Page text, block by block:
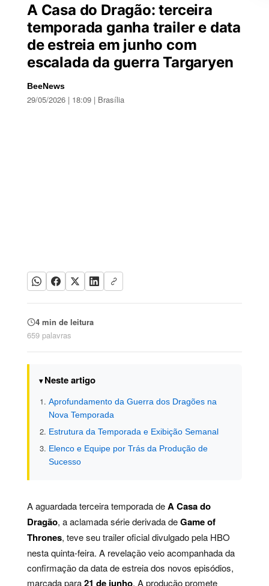
A Casa do Dragão: terceira
temporada ganha trailer e data
de estreia em junho com
escalada da guerra Targaryen
BeeNews
29/05/2026 | 18:09 | Brasília
4 min de leitura
659 palavras
Neste artigo
Aprofundamento da Guerra dos Dragões na
Nova Temporada
Estrutura da Temporada e Exibição Semanal
Elenco e Equipe por Trás da Produção de
Sucesso
A aguardada terceira temporada deA Casa do
Dragão, a aclamada série derivada deGame of
Thrones, teve seu trailer oficial divulgado pela HBO
nesta quinta-feira. A revelação veio acompanhada da
confirmação da data de estreia dos novos episódios,
marcada para21 de junho. A produção promete